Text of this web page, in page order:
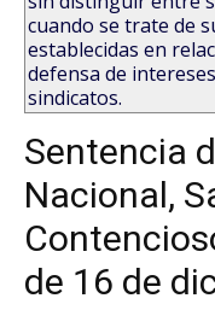
cuando se trate de
establecidas en
defensa de
sindicatos.
Sentencia
Nacional,
de 16 de